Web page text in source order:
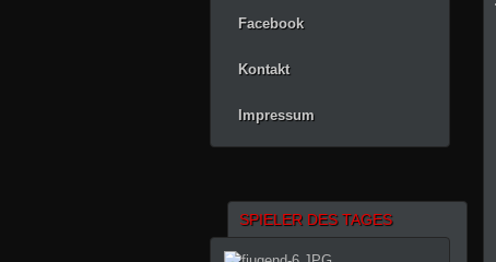
Facebook
Kontakt
Impressum
SPIELER DES TAGES